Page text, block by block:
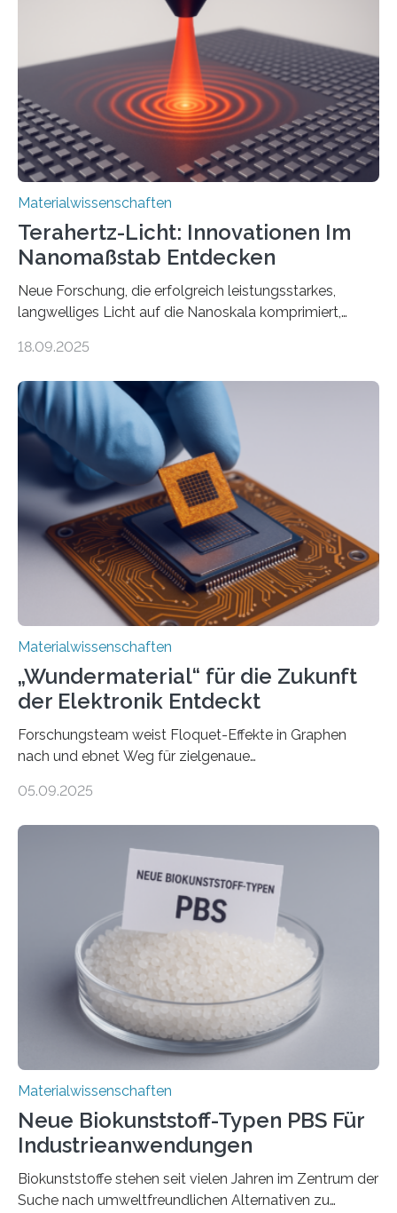
Erkenntnisse berichten die Forschenden im Journal of
the American Chemical Society. —What for?
Materialien, die gleichzeitig Strom leiten und Licht
beeinflussen können, sind für viele moderne
Technologien…
Materialwissenschaften
Terahertz-Licht: Innovationen Im
Nanomaßstab Entdecken
Neue Forschung, die erfolgreich leistungsstarkes,
langwelliges Licht auf die Nanoskala komprimiert,
optoelektronischen Geräten ermöglichen, geleitet von
Forschung, die erfolgreich leistungsstarkes,
langwelliges Licht auf die Nanoskala komprimiert,
könnte Fortschritte in der Terahertz-Optik und bei
optoelektronischen Geräten ermöglichen, geleitet von
Vanderbilt und dem Fritz-Haber-Institut Josh Caldwell,
Professor für Maschinenbau und Direktor des
interdisziplinären Graduiertenprogramms für
Materialwissenschaften an der Vanderbilt University,
und Alexander Paarmann vom Fritz-Haber-Institut
leiteten ein internationales Forschungsprojekt, das…
18.09.2025
Materialwissenschaften
„Wundermaterial“ für die Zukunft
der Elektronik Entdeckt
Forschungsteam weist Floquet-Effekte in Graphen
nach und ebnet Weg für zielgenaue
– nur eine Atomlage dick, aber extrem leitfähig und
Sensoren, leistungsstarken Batterien und effizienten
Solarzellen. Eine neue Studie hebt das Potenzial nun
noch auf ein neues Level: Zum ersten Mal haben
Forschende an der Universität Göttingen gemeinsam
mit Kollegen aus Braunschweig, Bremen und der
Schweiz direkt beobachtet, wie in Graphen…
05.09.2025
Materialwissenschaften
Neue Biokunststoff-Typen PBS Für
Industrieanwendungen
Biokunststoffe stehen seit vielen Jahren im Zentrum der
Suche nach umweltfreundlichen Alternativen zu